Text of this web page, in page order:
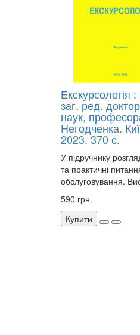
Екскурсологія
заг. ред.
наук,
Негодченка.
2023. 370 с.
У підручнику
та практичні
обслуговування.
590 грн.
Купити